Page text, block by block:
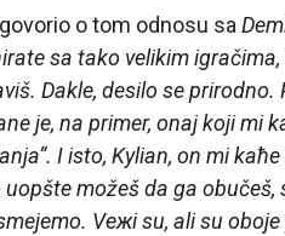
o tom odnosu sa
sa tako velikim
Dakle, desilo se
je, na primer, onaj koji mi
I isto, Kylian, on mi
možeš da ga
Veжi su, ali su